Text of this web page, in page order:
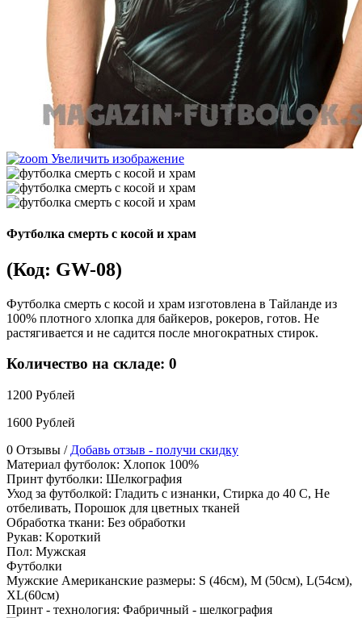
Увеличить изображение
Футболка смерть с косой и храм
(Код: GW-08)
Футболка смерть с косой и храм изготовлена в Тайланде из
100% плотного хлопка для байкеров, рокеров, готов. Не
растягивается и не садится после многократных стирок.
Количество на складе: 0
1200 Рублей
1600 Рублей
0 Отзывы / Добавь отзыв - получи скидку
Материал футболок: Хлопок 100%
Принт футболки: Шелкография
Уход за футболкой: Гладить с изнанки, Стирка до 40 С, Не
отбеливать, Порошок для цветных тканей
Обработка ткани: Без обработки
Рукав: Kороткий
Пол: Мужская
Футболки
Мужские Американские размеры: S (46см), M (50см), L(54см),
XL(60см)
Принт - технология: Фабричный - шелкография